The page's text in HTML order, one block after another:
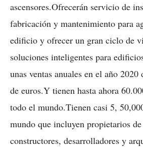
ascensores.Ofrecerán servicio de
fabricación y mantenimiento para
edificio y ofrecer un gran ciclo de
soluciones inteligentes para
unas ventas anuales en el año
de euros.Y tienen hasta ahora
todo el mundo.Tienen casi 5,
mundo que incluyen propietarios
constructores, desarrolladores y